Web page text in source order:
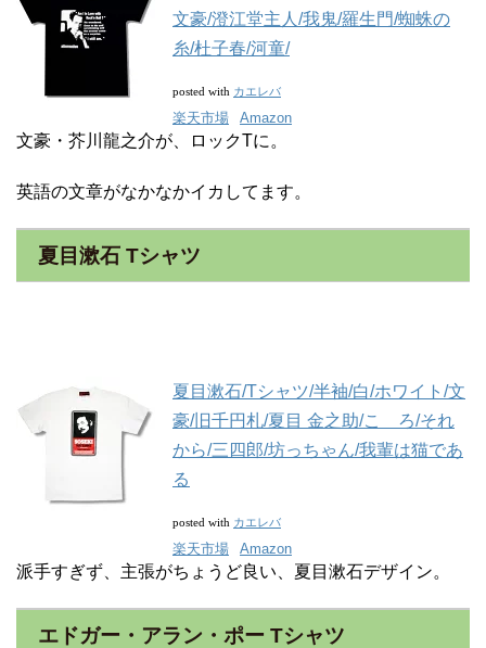
文豪/澄江堂主人/我鬼/羅生門/蜘蛛の
糸/杜子春/河童/
posted with カエレバ
楽天市場 Amazon
文豪・芥川龍之介が、ロックTに。
英語の文章がなかなかイカしてます。
夏目漱石 Tシャツ
夏目漱石/Tシャツ/半袖/白/ホワイト/文
豪/旧千円札/夏目 金之助/こゝろ/それ
から/三四郎/坊っちゃん/我輩は猫であ
る
posted with カエレバ
楽天市場 Amazon
派手すぎず、主張がちょうど良い、夏目漱石デザイン。
エドガー・アラン・ポー Tシャツ